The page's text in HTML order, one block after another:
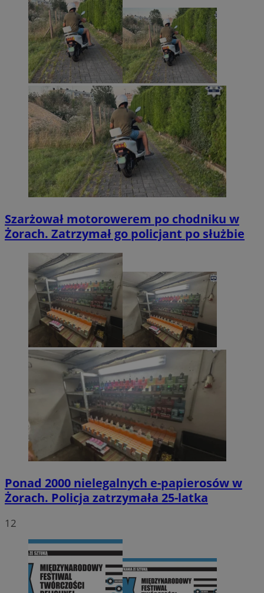
Szarżował motorowerem po chodniku w
Żorach. Zatrzymał go policjant po służbie
Ponad 2000 nielegalnych e-papierosów w
Żorach. Policja zatrzymała 25-latka
12